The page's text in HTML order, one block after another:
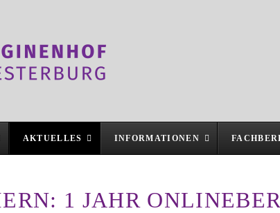
AKTUELLES INFORMATIONEN
1 JAHR